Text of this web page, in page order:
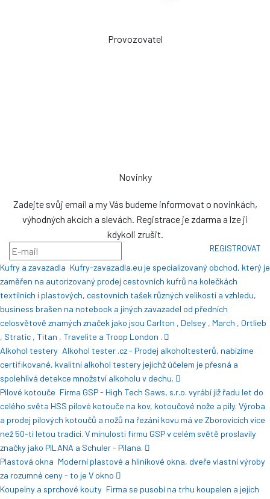
Provozovatel
Novinky
Zadejte svůj email a my Vás budeme informovat o novinkách,
výhodných akcích a slevách. Registrace je zdarma a lze ji
kdykoli zrušit.
REGISTROVAT
Kufry a zavazadla Kufry-zavazadla.eu je specializovaný obchod, který je
zaměřen na autorizovaný prodej cestovních kufrů na kolečkách
textilních i plastových, cestovních tašek různých velikostí a vzhledu,
business brašen na notebook a jiných zavazadel od předních
celosvětově znamých značek jako jsou Carlton , Delsey , March , Ortlieb
, Stratic , Titan , Travelite a Troop London .
Alkohol testery Alkohol tester .cz - Prodej alkoholtesterů, nabízíme
certifikované, kvalitní alkohol testery jejichž účelem je přesná a
spolehlivá detekce množství alkoholu v dechu.
Pilové kotouče Firma GSP - High Tech Saws, s.r.o. vyrábí již řadu let do
celého světa HSS pilové kotouče na kov, kotoučové nože a pily. Výroba
a prodej pilových kotoučů a nožů na řezání kovu má ve Zborovicích více
než 50-ti letou tradici. V minulosti firmu GSP v celém světě proslavily
značky jako PILANA a Schuler - Pilana.
Plastová okna Moderní plastové a hliníkové okna, dveře vlastní výroby
za rozumné ceny - to je V okno
Koupelny a sprchové kouty Firma se pusobí na trhu koupelen a jejich